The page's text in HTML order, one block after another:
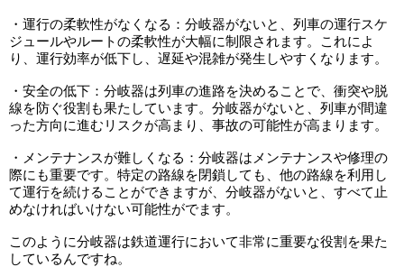
・運行の柔軟性がなくなる：分岐器がないと、列車の運行スケ
ジュールやルートの柔軟性が大幅に制限されます。これによ
り、運行効率が低下し、遅延や混雑が発生しやすくなります。
・安全の低下：分岐器は列車の進路を決めることで、衝突や脱
線を防ぐ役割も果たしています。分岐器がないと、列車が間違
った方向に進むリスクが高まり、事故の可能性が高まります。
・メンテナンスが難しくなる：分岐器はメンテナンスや修理の
際にも重要です。特定の路線を閉鎖しても、他の路線を利用し
て運行を続けることができますが、分岐器がないと、すべて止
めなければいけない可能性がでます。
このように分岐器は鉄道運行において非常に重要な役割を果た
しているんですね。